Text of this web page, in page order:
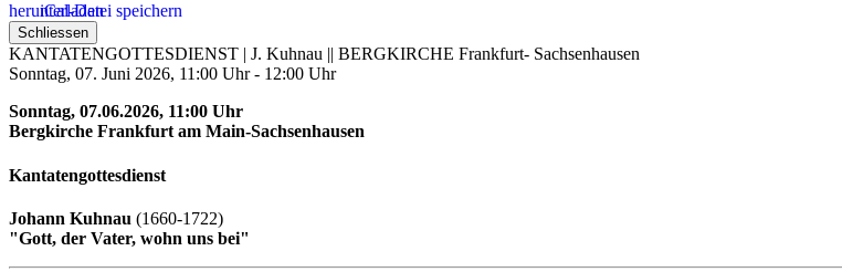
iCal-Datei speichern
Schliessen
KANTATENGOTTESDIENST | J. Kuhnau || BERGKIRCHE Frankfurt- Sachsenhausen
Sonntag, 07. Juni 2026, 11:00 Uhr - 12:00 Uhr
Sonntag, 07.06.2026, 11:00 Uhr
Bergkirche Frankfurt am Main-Sachsenhausen
Kantatengottesdienst
Johann Kuhnau (1660-1722)
"Gott, der Vater, wohn uns bei"